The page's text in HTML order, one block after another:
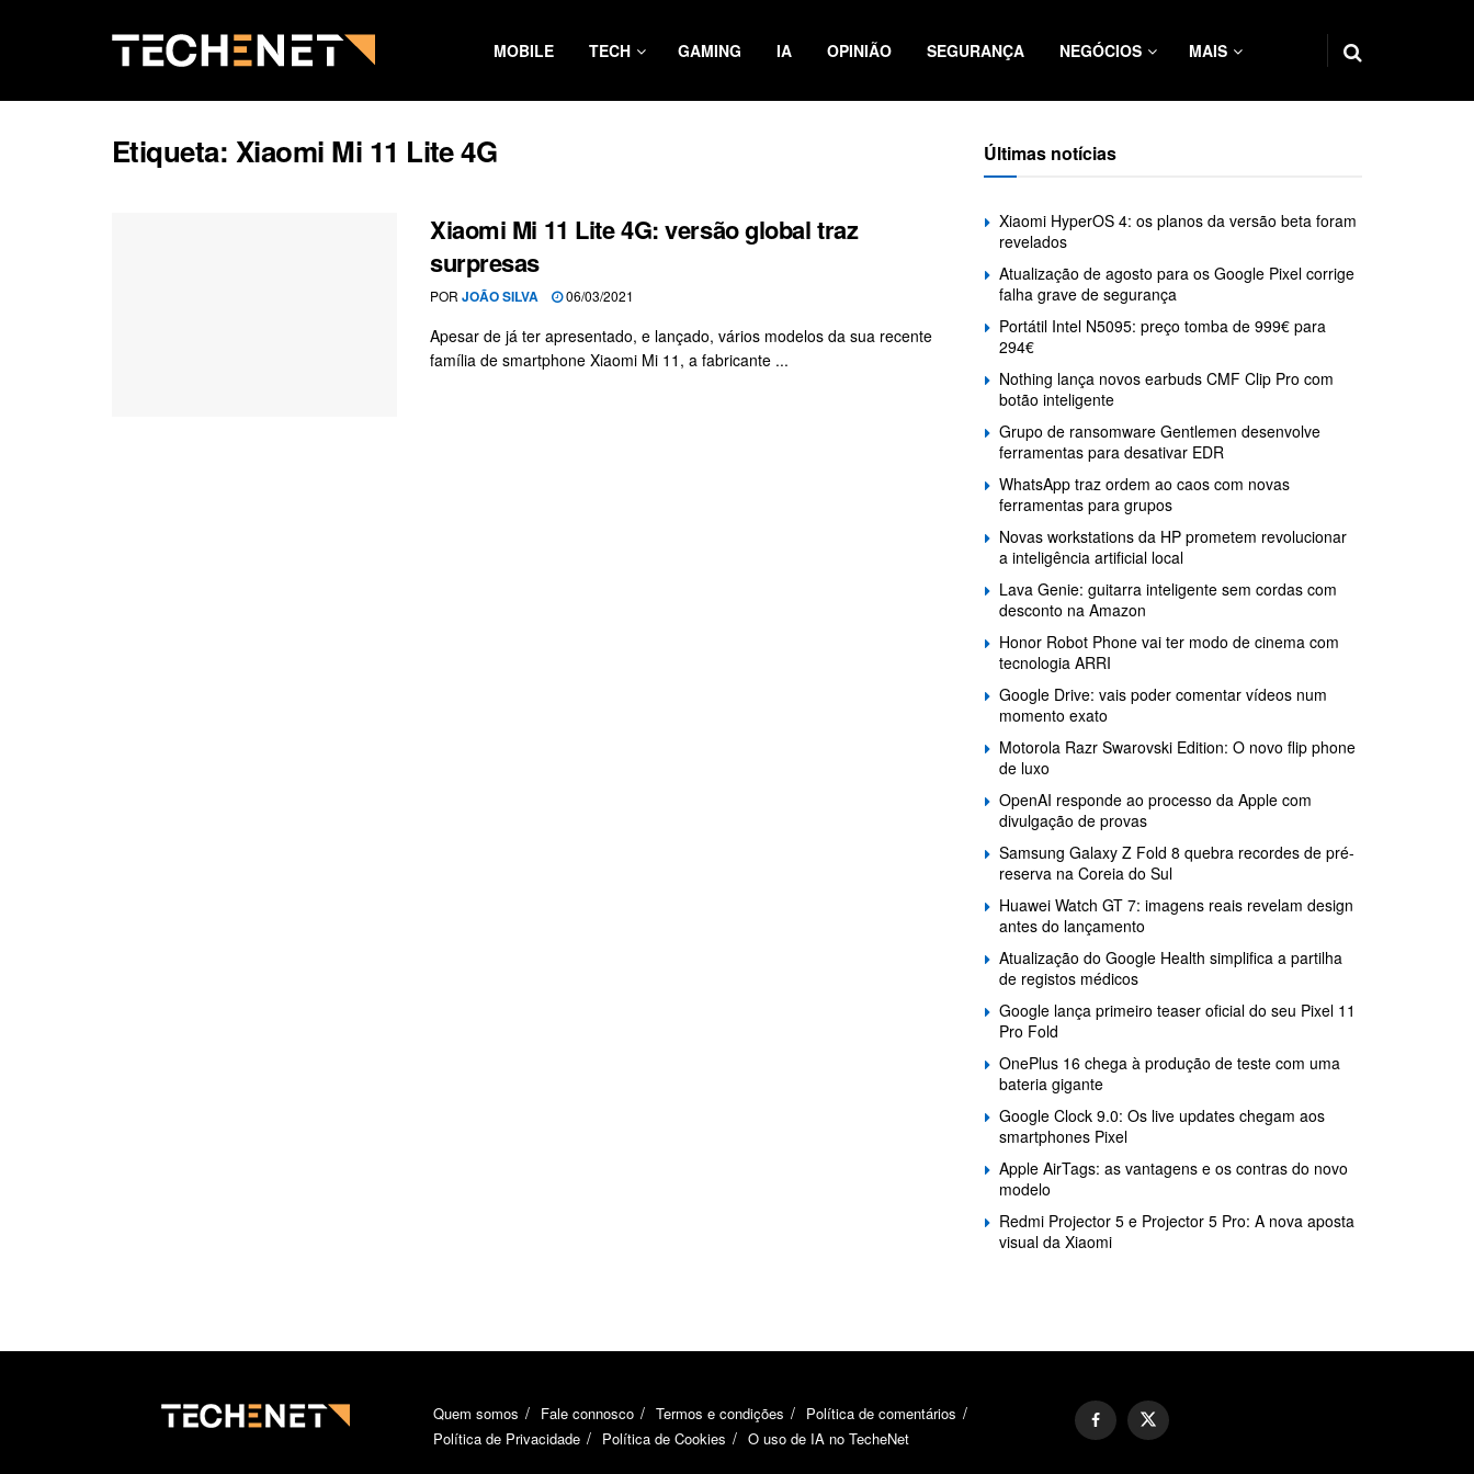
MOBILE TECH GAMING IA OPINIÃO SEGURANÇA NEGÓCIOS MAIS
Etiqueta: Xiaomi Mi 11 Lite 4G
Xiaomi Mi 11 Lite 4G: versão global traz
surpresas
POR JOÃO SILVA 06/03/2021
Apesar de já ter apresentado, e lançado, vários modelos da sua recente
família de smartphone Xiaomi Mi 11, a fabricante ...
Últimas notícias
Xiaomi HyperOS 4: os planos da versão beta foram
revelados
Atualização de agosto para os Google Pixel corrige
falha grave de segurança
Portátil Intel N5095: preço tomba de 999€ para
294€
Nothing lança novos earbuds CMF Clip Pro com
botão inteligente
Grupo de ransomware Gentlemen desenvolve
ferramentas para desativar EDR
WhatsApp traz ordem ao caos com novas
ferramentas para grupos
Novas workstations da HP prometem revolucionar
a inteligência artificial local
Lava Genie: guitarra inteligente sem cordas com
desconto na Amazon
Honor Robot Phone vai ter modo de cinema com
tecnologia ARRI
Google Drive: vais poder comentar vídeos num
momento exato
Motorola Razr Swarovski Edition: O novo flip phone
de luxo
OpenAI responde ao processo da Apple com
divulgação de provas
Samsung Galaxy Z Fold 8 quebra recordes de pré-
reserva na Coreia do Sul
Huawei Watch GT 7: imagens reais revelam design
antes do lançamento
Atualização do Google Health simplifica a partilha
de registos médicos
Google lança primeiro teaser oficial do seu Pixel 11
Pro Fold
OnePlus 16 chega à produção de teste com uma
bateria gigante
Google Clock 9.0: Os live updates chegam aos
smartphones Pixel
Apple AirTags: as vantagens e os contras do novo
modelo
Redmi Projector 5 e Projector 5 Pro: A nova aposta
visual da Xiaomi
Quem somos Fale connosco Termos e condições
Política de comentários
Política de Privacidade
Política de Cookies O uso de IA no TecheNet